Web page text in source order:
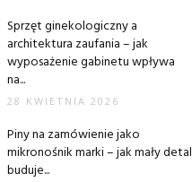
Sprzęt ginekologiczny a
architektura zaufania – jak
wyposażenie gabinetu wpływa
na...
28 KWIETNIA 2026
Piny na zamówienie jako
mikronośnik marki – jak mały detal
buduje...